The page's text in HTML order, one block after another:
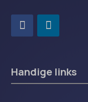
Handige links